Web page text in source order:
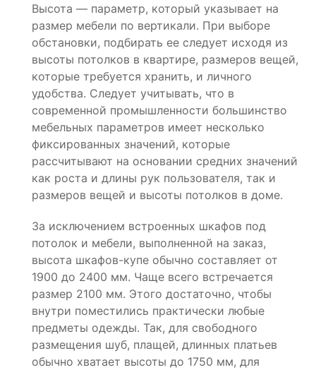
Высота — параметр, который указывает на
размер мебели по вертикали. При выборе
обстановки, подбирать ее следует исходя из
высоты потолков в квартире, размеров вещей,
которые требуется хранить, и личного
удобства. Следует учитывать, что в
современной промышленности большинство
мебельных параметров имеет несколько
фиксированных значений, которые
рассчитывают на основании средних значений
как роста и длины рук пользователя, так и
размеров вещей и высоты потолков в доме.
За исключением встроенных шкафов под
потолок и мебели, выполненной на заказ,
высота шкафов-купе обычно составляет от
1900 до 2400 мм. Чаще всего встречается
размер 2100 мм. Этого достаточно, чтобы
внутри поместились практически любые
предметы одежды. Так, для свободного
размещения шуб, плащей, длинных платьев
обычно хватает высоты до 1750 мм, для